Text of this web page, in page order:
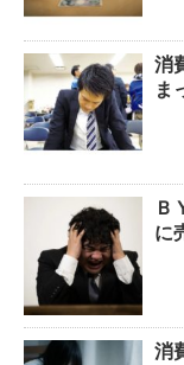
消
ま
Ｂ
に
消